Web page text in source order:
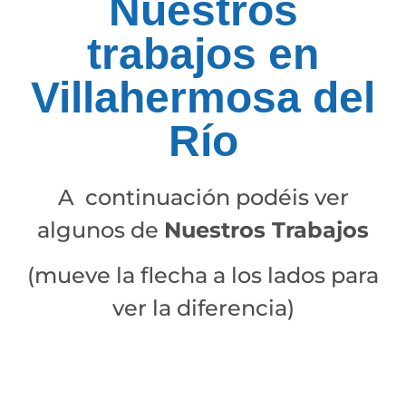
Nuestros
trabajos en
Villahermosa del
Río
A continuación podéis ver
algunos de Nuestros Trabajos
(mueve la flecha a los lados para
ver la diferencia)